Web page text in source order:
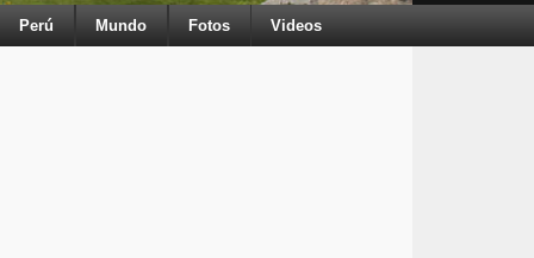
Perú Mundo Fotos Videos